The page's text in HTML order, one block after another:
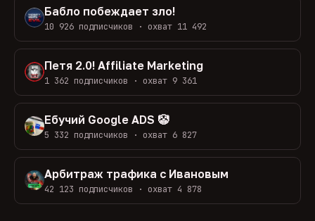
Бабло побеждает зло!
10 926 подписчиков · охват 11 492
Петя 2.0! Affiliate Marketing
1 362 подписчиков · охват 9 361
Ебучий Google ADS 🤡
5 332 подписчиков · охват 6 827
Арбитраж трафика с Ивановым
42 123 подписчиков · охват 4 878